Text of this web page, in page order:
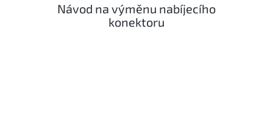
Návod na výměnu nabíjecího
konektoru